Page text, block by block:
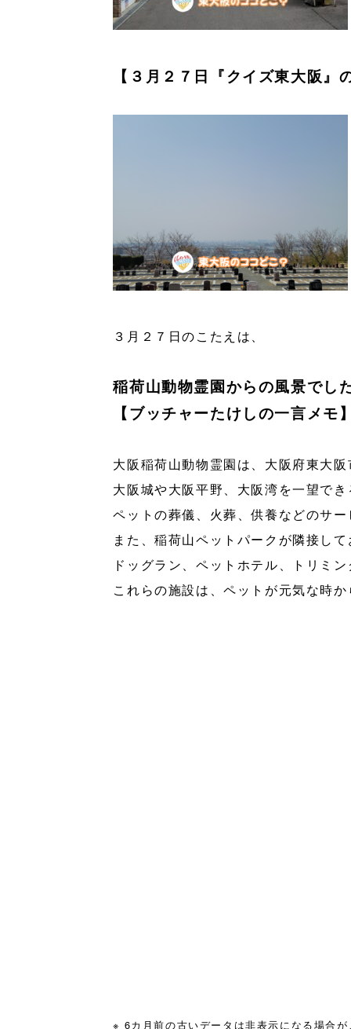
【３月２７日『クイズ東大阪』
３月２７日のこたえは、
稲荷山動物霊園からの風景でし
【ブッチャーたけしの一言メモ】
大阪稲荷山動物霊園は、大阪府東大
大阪城や大阪平野、大阪湾を一望でき
ペットの葬儀、火葬、供養などのサー
また、稲荷山ペットパークが隣接して
ドッグラン、ペットホテル、トリミ
これらの施設は、ペットが元気な時
※ 6カ月前の古いデータは非表示になる場合が